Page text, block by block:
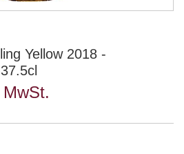
Yellow 2018 -